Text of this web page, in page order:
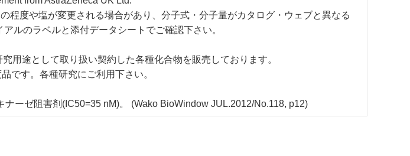
程度や塩が変更される場合があり、分子式・分子量がカタログ・ウェブと異なる
ルのラベルと添付データシートでご確認下さい。
用途として取り扱い契約した各種化合物を販売しております。
です。各種研究にご利用下さい。
ーゼ阻害剤(IC50=35 nM)。 (Wako BioWindow JUL.2012/No.118, p12)